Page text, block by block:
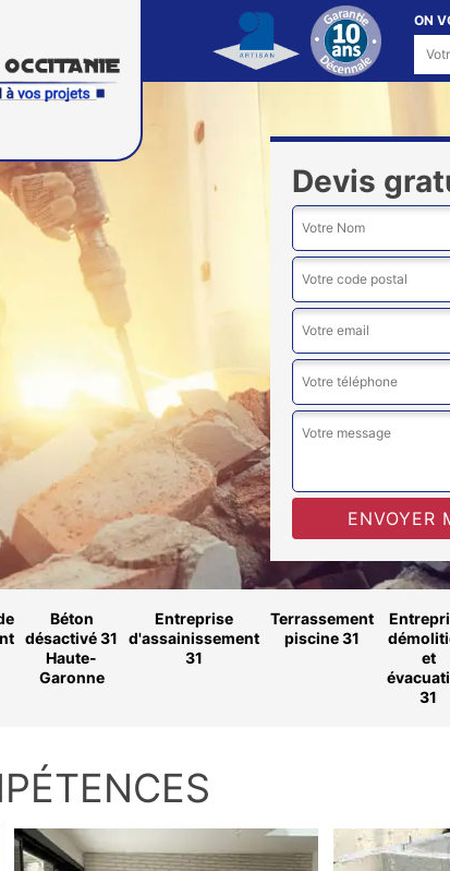
ON
Devis
Béton
désactivé 31
Haute-
Garonne
Entreprise
d'assainissement
31
Terrassement
piscine 31
et
31